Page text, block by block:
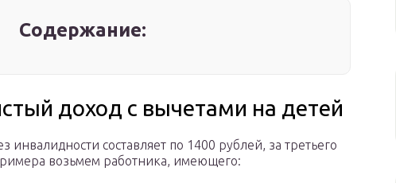
Содержание:
доход с вычетами на детей
инвалидности составляет по 1400 рублей, за третьего
возьмем работника, имеющего: